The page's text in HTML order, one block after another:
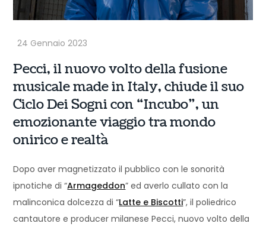
Pecci, il nuovo volto della fusione
musicale made in Italy, chiude il suo
Ciclo Dei Sogni con “Incubo”, un
emozionante viaggio tra mondo
onirico e realtà
Dopo aver magnetizzato il pubblico con le sonorità
ipnotiche di “Armageddon” ed averlo cullato con la
malinconica dolcezza di “Latte e Biscotti”, il poliedrico
cantautore e producer milanese Pecci, nuovo volto della